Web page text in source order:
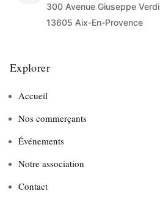
300 Avenue Giuseppe Verdi
13605 Aix-En-Provence
Explorer
Accueil
Nos commerçants
Événements
Notre association
Contact